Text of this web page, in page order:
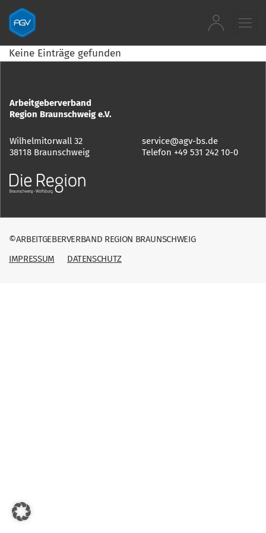
Zum Inhalt springen
Keine Einträge gefunden
Arbeitgeberverband
Region Braunschweig e.V.
Wilhelmitorwall 32
38118 Braunschweig
service@agv-bs.de
Telefon +49 531 242 10-0
©ARBEITGEBERVERBAND REGION BRAUNSCHWEIG
IMPRESSUM
DATENSCHUTZ